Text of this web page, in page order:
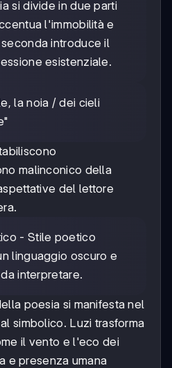
si divide in due parti
l'immobilità e
introduce il
esistenziale.
la noia / dei cieli
malinconico della
del lettore
- Stile poetico
linguaggio oscuro e
interpretare.
poesia si manifesta nel
simbolico. Luzi trasforma
il vento e l'eco dei
e presenza umana